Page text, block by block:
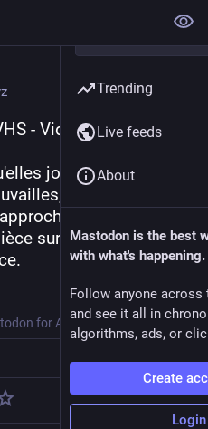
- Video Home
jouaient un
tout le monde a
pour faire face
sur l'amitié, même
for Android
Trending
Live feeds
About
Mastodon is the best
with what's happening.
Follow anyone across
and see it all in
algorithms, ads, or
Create
Login